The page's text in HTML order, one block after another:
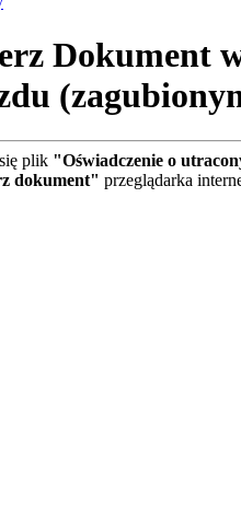
Dokument
plik "Oświadczenie o
dokument" przeglądarka